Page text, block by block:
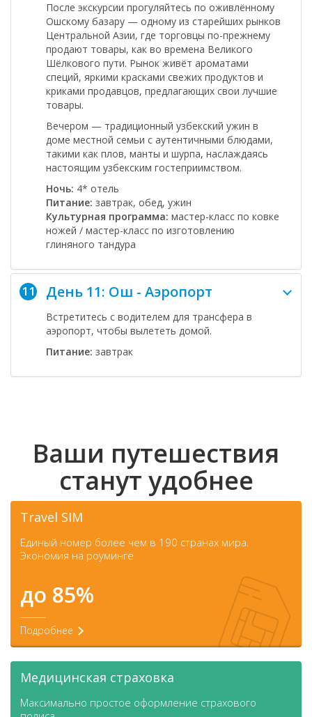
После экскурсии прогуляйтесь по оживлённому
Ошскому базару — одному из старейших рынков
Центральной Азии, где торговцы по-прежнему
продают товары, как во времена Великого
Шёлкового пути. Рынок живёт ароматами
специй, яркими красками свежих продуктов и
криками продавцов, предлагающих свои лучшие
товары.
Вечером — традиционный узбекский ужин в
доме местной семьи с аутентичными блюдами,
такими как плов, манты и шурпа, наслаждаясь
настоящим узбекским гостеприимством.
Ночь: 4* отель
Питание: завтрак, обед, ужин
Культурная программа: мастер-класс по ковке
ножей / мастер-класс по изготовлению
глиняного тандура
День 11: Ош - Аэропорт
11
Встретитесь с водителем для трансфера в
аэропорт, чтобы вылететь домой.
Питание: завтрак
Ваши путешествия
станут удобнее
Travel SIM
Единый номер более чем в 190 странах мира.
Экономия на роуминге
до 85%
Подробнее
Медицинская страховка
Максимально простое оформление страхового